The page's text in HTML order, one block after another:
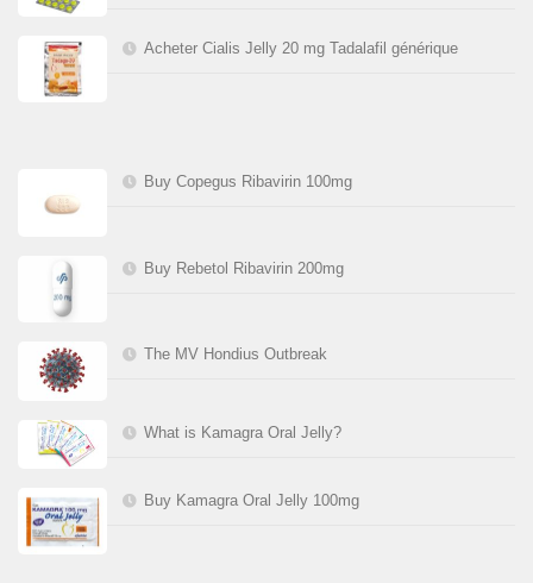
Acheter Cialis Jelly 20 mg Tadalafil générique
Buy Copegus Ribavirin 100mg
Buy Rebetol Ribavirin 200mg
The MV Hondius Outbreak
What is Kamagra Oral Jelly?
Buy Kamagra Oral Jelly 100mg